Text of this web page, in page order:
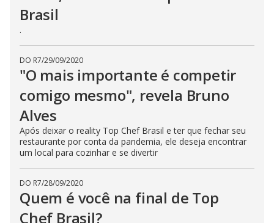
Brasil
.
DO R7/29/09/2020
"O mais importante é competir
comigo mesmo", revela Bruno
Alves
Após deixar o reality Top Chef Brasil e ter que fechar seu
restaurante por conta da pandemia, ele deseja encontrar
um local para cozinhar e se divertir
DO R7/28/09/2020
Quem é você na final de Top
Chef Brasil?